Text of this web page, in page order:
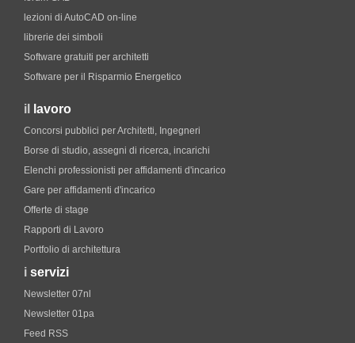
lezioni di AutoCAD on-line
librerie dei simboli
Software gratuiti per architetti
Software per il Risparmio Energetico
il lavoro
Concorsi pubblici per Architetti, Ingegneri
Borse di studio, assegni di ricerca, incarichi
Elenchi professionisti per affidamenti d'incarico
Gare per affidamenti d'incarico
Offerte di stage
Rapporti di Lavoro
Portfolio di architettura
i servizi
Newsletter 07nl
Newsletter 01pa
Feed RSS